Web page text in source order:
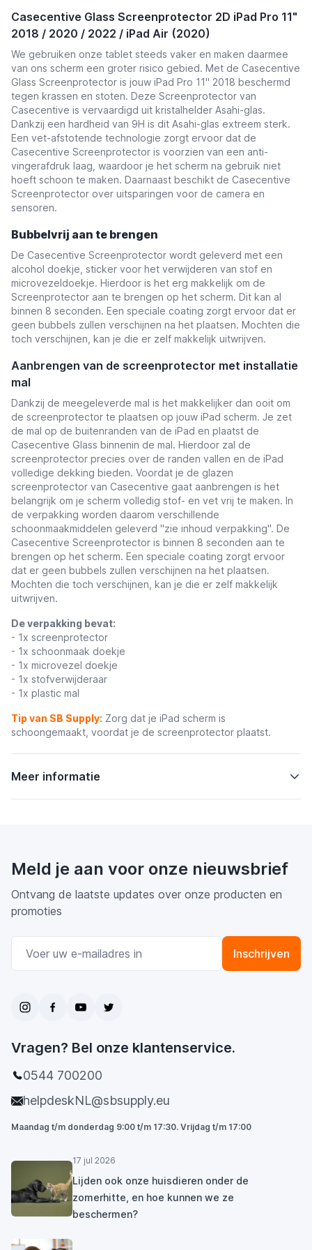
Casecentive Glass Screenprotector 2D iPad Pro 11"
2018 / 2020 / 2022 / iPad Air (2020)
We gebruiken onze tablet steeds vaker en maken daarmee
van ons scherm een groter risico gebied. Met de Casecentive
Glass Screenprotector is jouw iPad Pro 11" 2018 beschermd
tegen krassen en stoten. Deze Screenprotector van
Casecentive is vervaardigd uit kristalhelder Asahi-glas.
Dankzij een hardheid van 9H is dit Asahi-glas extreem sterk.
Een vet-afstotende technologie zorgt ervoor dat de
Casecentive Screenprotector is voorzien van een anti-
vingerafdruk laag, waardoor je het scherm na gebruik niet
hoeft schoon te maken. Daarnaast beschikt de Casecentive
Screenprotector over uitsparingen voor de camera en
sensoren.
Bubbelvrij aan te brengen
De Casecentive Screenprotector wordt geleverd met een
alcohol doekje, sticker voor het verwijderen van stof en
microvezeldoekje. Hierdoor is het erg makkelijk om de
Screenprotector aan te brengen op het scherm. Dit kan al
binnen 8 seconden. Een speciale coating zorgt ervoor dat er
geen bubbels zullen verschijnen na het plaatsen. Mochten die
toch verschijnen, kan je die er zelf makkelijk uitwrijven.
Aanbrengen van de screenprotector met installatie
mal
Dankzij de meegeleverde mal is het makkelijker dan ooit om
de screenprotector te plaatsen op jouw iPad scherm. Je zet
de mal op de buitenranden van de iPad en plaatst de
Casecentive Glass binnenin de mal. Hierdoor zal de
screenprotector precies over de randen vallen en de iPad
volledige dekking bieden. Voordat je de glazen
screenprotector van Casecentive gaat aanbrengen is het
belangrijk om je scherm volledig stof- en vet vrij te maken. In
de verpakking worden daarom verschillende
schoonmaakmiddelen geleverd ''zie inhoud verpakking''. De
Casecentive Screenprotector is binnen 8 seconden aan te
brengen op het scherm. Een speciale coating zorgt ervoor
dat er geen bubbels zullen verschijnen na het plaatsen.
Mochten die toch verschijnen, kan je die er zelf makkelijk
uitwrijven.
De verpakking bevat:
- 1x screenprotector
- 1x schoonmaak doekje
- 1x microvezel doekje
- 1x stofverwijderaar
- 1x plastic mal
Tip van SB Supply: Zorg dat je iPad scherm is
schoongemaakt, voordat je de screenprotector plaatst.
Meer informatie
Meld je aan voor onze nieuwsbrief
Ontvang de laatste updates over onze producten en
promoties
Inschrijven
Vragen? Bel onze klantenservice.
0544 700200
helpdeskNL@sbsupply.eu
Maandag t/m donderdag 9:00 t/m 17:30. Vrijdag t/m 17:00
17 jul 2026
Lijden ook onze huisdieren onder de
zomerhitte, en hoe kunnen we ze
beschermen?